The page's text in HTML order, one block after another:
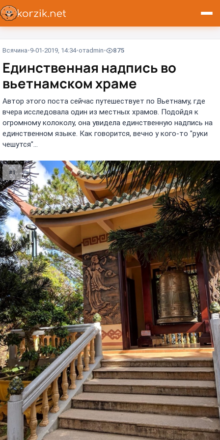
Всячина 9-01-2019, 14:34 отadmin 875
Единственная надпись во
вьетнамском храме
Автор этого поста сейчас путешествует по Вьетнаму, где
вчера исследовала один из местных храмов. Подойдя к
огромному колоколу, она увидела единственную надпись на
единственном языке. Как говорится, вечно у кого-то "руки
чешутся"...
#1